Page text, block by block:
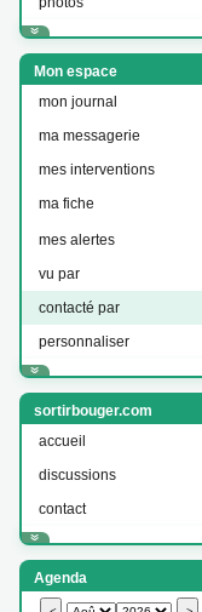
Mon espace
mon journal
ma messagerie
mes interventions
ma fiche
mes alertes
vu par
contacté par
personnaliser
sortirbouger.com
accueil
discussions
contact
Agenda